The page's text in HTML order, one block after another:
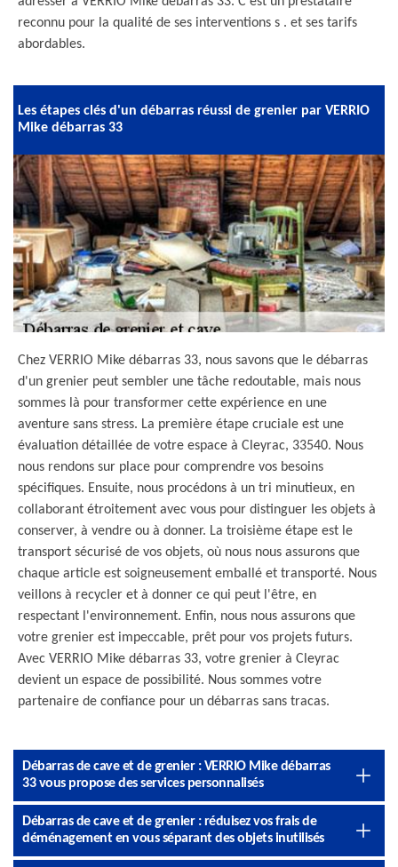
reconnu pour la qualité de ses interventions s . et ses tarifs
abordables.
Les étapes clés d'un débarras réussi de grenier par VERRIO
Mike débarras 33
Chez VERRIO Mike débarras 33, nous savons que le débarras
d'un grenier peut sembler une tâche redoutable, mais nous
sommes là pour transformer cette expérience en une
aventure sans stress. La première étape cruciale est une
évaluation détaillée de votre espace à Cleyrac, 33540. Nous
nous rendons sur place pour comprendre vos besoins
spécifiques. Ensuite, nous procédons à un tri minutieux, en
collaborant étroitement avec vous pour distinguer les objets à
conserver, à vendre ou à donner. La troisième étape est le
transport sécurisé de vos objets, où nous nous assurons que
chaque article est soigneusement emballé et transporté. Nous
veillons à recycler et à donner ce qui peut l'être, en
respectant l'environnement. Enfin, nous nous assurons que
votre grenier est impeccable, prêt pour vos projets futurs.
Avec VERRIO Mike débarras 33, votre grenier à Cleyrac
devient un espace de possibilité. Nous sommes votre
partenaire de confiance pour un débarras sans tracas.
Débarras de cave et de grenier : VERRIO Mike débarras
33 vous propose des services personnalisés
Débarras de cave et de grenier : réduisez vos frais de
déménagement en vous séparant des objets inutilisés